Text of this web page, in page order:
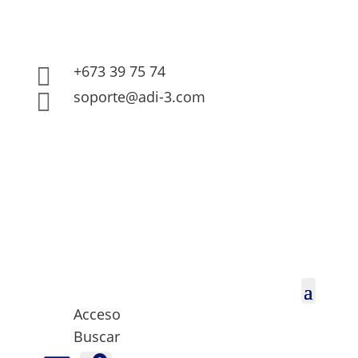
 +673 39 75 74
 soporte@adi-3.com
Acceso
Buscar